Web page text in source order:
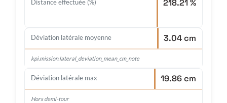
Distance effectuée (%) 218.21 %
Déviation latérale moyenne 3.04 cm
kpi.mission.lateral_deviation_mean_cm_note
Déviation latérale max 19.86 cm
Hors demi-tour